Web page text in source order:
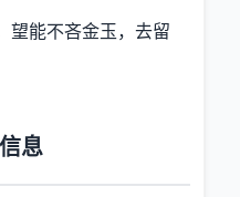
望能不吝金玉，去留
息